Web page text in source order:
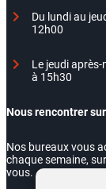
Du lundi au
12h00
Le jeudi après-
à 15h30
Nous rencontrer
Nos bureaux vous
chaque semaine,
vous.